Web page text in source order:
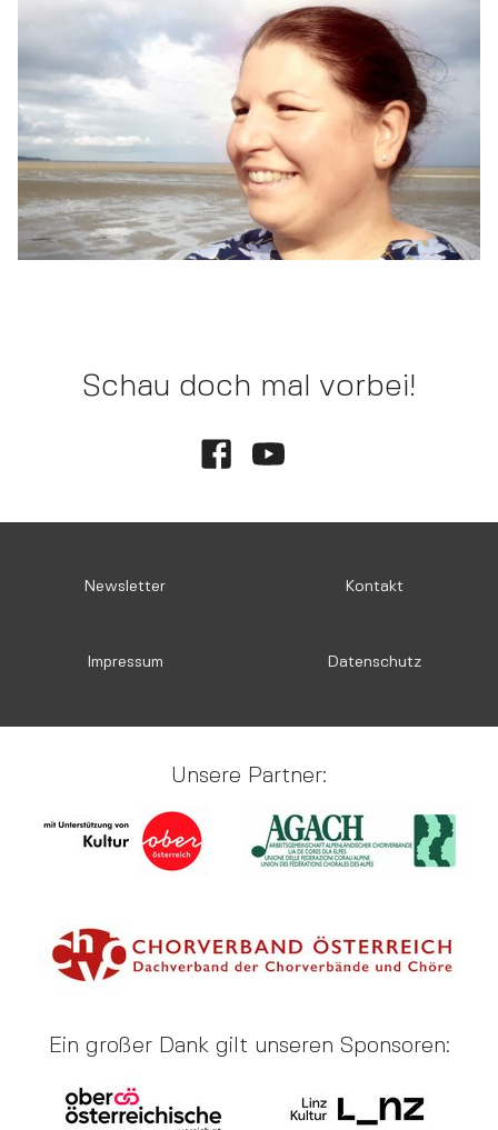
Schau doch mal vorbei!
Newsletter Kontakt
Impressum Datenschutz
Unsere Partner:
Ein großer Dank gilt unseren Sponsoren: